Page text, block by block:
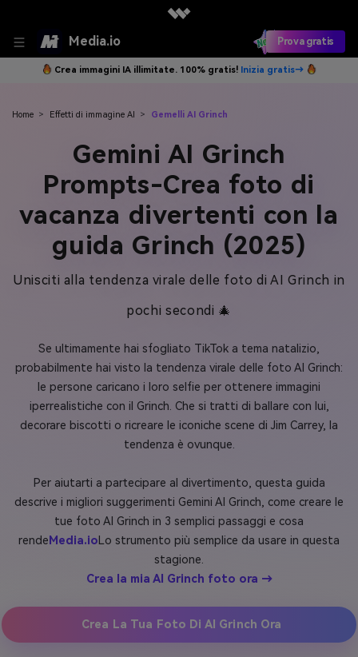
Media.io Prova gratis
Crea immagini IA illimitate. 100% gratis! Inizia gratis→
Home > Effetti di immagine AI > Gemelli AI Grinch
Gemini AI Grinch
Prompts-Crea foto di
vacanza divertenti con la
guida Grinch (2025)
Unisciti alla tendenza virale delle foto di AI Grinch in
pochi secondi 🎄
Se ultimamente hai sfogliato TikTok a tema natalizio,
probabilmente hai visto la tendenza virale delle foto AI Grinch:
le persone caricano i loro selfie per ottenere immagini
iperrealistiche con il Grinch. Che si tratti di ballare con lui,
decorare biscotti o ricreare le iconiche scene di Jim Carrey, la
tendenza è ovunque.
Per aiutarti a partecipare al divertimento, questa guida
descrive i migliori suggerimenti Gemini AI Grinch, come creare le
tue foto AI Grinch in 3 semplici passaggi e cosa
rende Media.ioLo strumento più semplice da usare in questa
stagione.
Crea la mia AI Grinch foto ora →
Crea La Tua Foto Di AI Grinch Ora